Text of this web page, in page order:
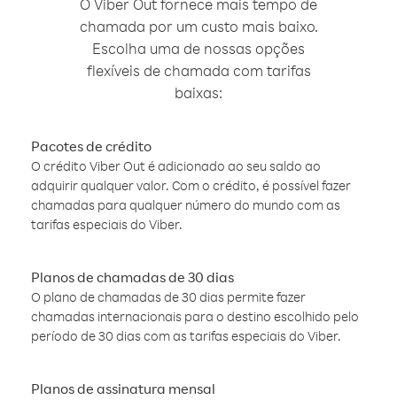
O Viber Out fornece mais tempo de
chamada por um custo mais baixo.
Escolha uma de nossas opções
flexíveis de chamada com tarifas
baixas:
Pacotes de crédito
O crédito Viber Out é adicionado ao seu saldo ao
adquirir qualquer valor. Com o crédito, é possível fazer
chamadas para qualquer número do mundo com as
tarifas especiais do Viber.
Planos de chamadas de 30 dias
O plano de chamadas de 30 dias permite fazer
chamadas internacionais para o destino escolhido pelo
período de 30 dias com as tarifas especiais do Viber.
Planos de assinatura mensal